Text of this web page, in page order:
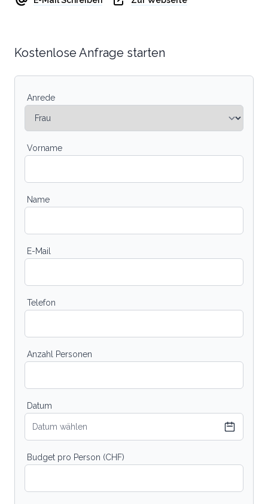
Kostenlose Anfrage starten
Anrede
Vorname
Name
E-Mail
Telefon
Anzahl Personen
Datum
Datum wählen
Budget pro Person (CHF)